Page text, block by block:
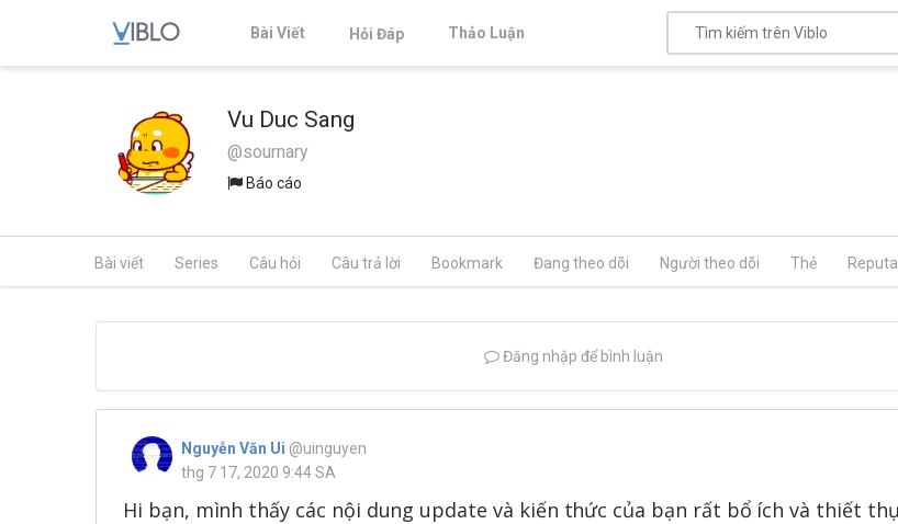
Bài Viết Hỏi Đáp Thảo Luận
Vu Duc Sang
@sournary
Báo cáo
Bài viết Series Câu hỏi Câu trả lời Bookmark Đang theo dõi Người theo dõi Thẻ
Đăng nhập để bình luận
Nguyễn Văn Ui @uinguyen
thg 7 17, 2020 9:44 SA
Hi bạn, mình thấy các nội dung update và kiến thức của bạn rất bổ ích và thiết